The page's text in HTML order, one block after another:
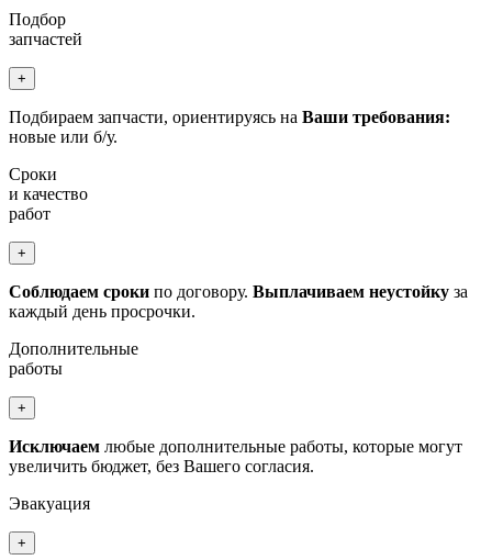
Подбор
запчастей
+
Подбираем запчасти, ориентируясь на Ваши требования:
новые или б/у.
Сроки
и качество
работ
+
Соблюдаем сроки по договору. Выплачиваем неустойку за
каждый день просрочки.
Дополнительные
работы
+
Исключаем любые дополнительные работы, которые могут
увеличить бюджет, без Вашего согласия.
Эвакуация
+